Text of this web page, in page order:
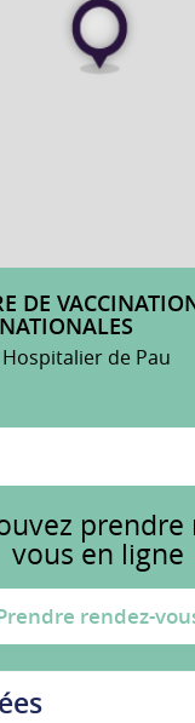
DE
de Pau
prendre
vous en ligne
rendez-